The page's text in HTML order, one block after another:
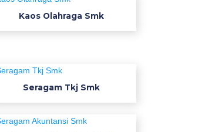
Kaos Olahraga Smk
Seragam Tkj Smk